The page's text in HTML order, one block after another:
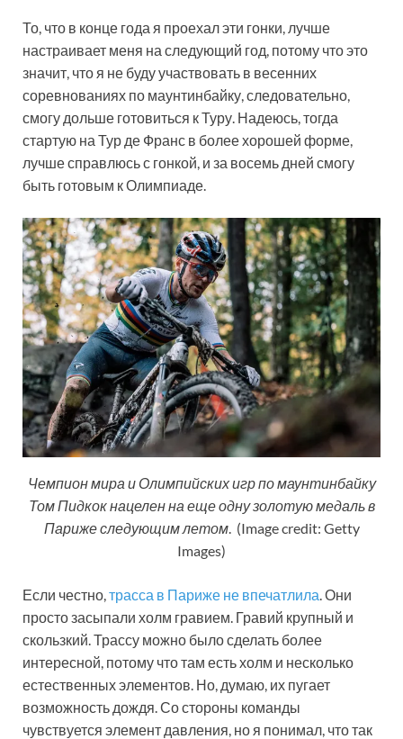
То, что в конце года я проехал эти гонки, лучше
настраивает меня на следующий год, потому что это
значит, что я не буду участвовать в весенних
соревнованиях по маунтинбайку, следовательно,
смогу дольше готовиться к Туру. Надеюсь, тогда
стартую на Тур де Франс в более хорошей форме,
лучше справлюсь с гонкой, и за восемь дней смогу
быть готовым к Олимпиаде.
Чемпион мира и Олимпийских игр по маунтинбайку
Том Пидкок нацелен на еще одну золотую медаль в
Париже следующим летом. (Image credit: Getty
Images)
Если честно,трасса в Париже не впечатлила. Они
просто засыпали холм гравием. Гравий крупный и
скользкий. Трассу можно было сделать более
интересной, потому что там есть холм и несколько
естественных элементов. Но, думаю, их пугает
возможность дождя. Со стороны команды
чувствуется элемент давления, но я понимал, что так